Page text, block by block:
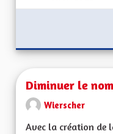
Diminuer le
Wierscher
Avec la création de